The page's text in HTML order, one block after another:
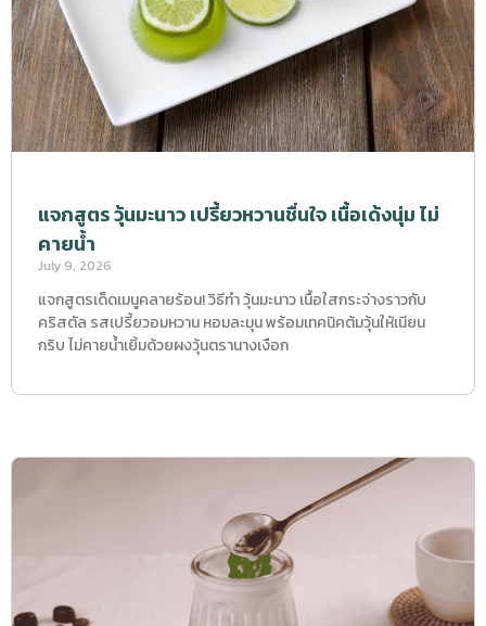
แจกสูตร วุ้นมะนาว เปรี้ยวหวานชื่นใจ เนื้อเด้งนุ่ม ไม่
คายน้ำ
July 9, 2026
แจกสูตรเด็ดเมนูคลายร้อน! วิธีทำ วุ้นมะนาว เนื้อใสกระจ่างราวกับ
คริสตัล รสเปรี้ยวอมหวาน หอมละมุน พร้อมเทคนิคต้มวุ้นให้เนียน
กริบ ไม่คายน้ำเยิ้มด้วยผงวุ้นตรานางเงือก